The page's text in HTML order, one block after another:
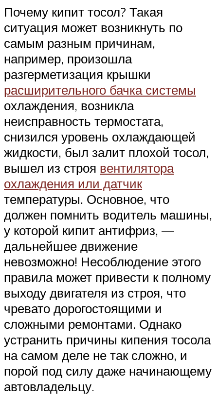
Почему кипит тосол? Такая
ситуация может возникнуть по
самым разным причинам,
например, произошла
разгерметизация крышки
расширительного бачка системы
охлаждения, возникла
неисправность термостата,
снизился уровень охлаждающей
жидкости, был залит плохой тосол,
вышел из строя вентилятора
охлаждения или датчик
температуры. Основное, что
должен помнить водитель машины,
у которой кипит антифриз, —
дальнейшее движение
невозможно! Несоблюдение этого
правила может привести к полному
выходу двигателя из строя, что
чревато дорогостоящими и
сложными ремонтами. Однако
устранить причины кипения тосола
на самом деле не так сложно, и
порой под силу даже начинающему
автовладельцу.